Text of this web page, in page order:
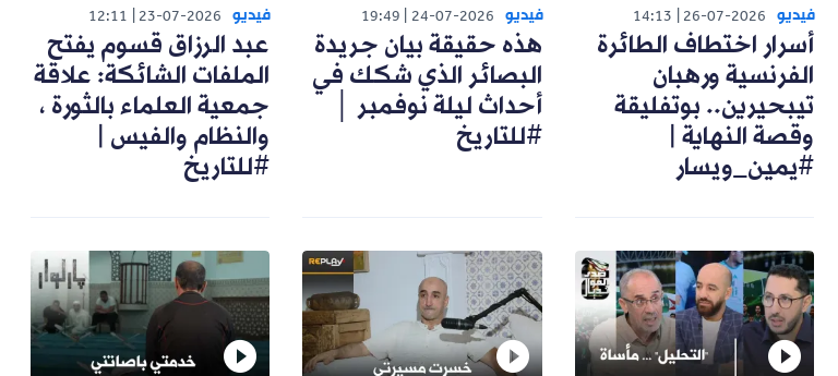
فيديو 26-07-2026
14:13
أسرار اختطاف الطائرة
الفرنسية ورهبان
تيبحيرين.. بوتفليقة
وقصة النهاية |
#يمين_ويسار
فيديو 24-07-2026
19:49
هذه حقيقة بيان جريدة
البصائر الذي شكك في
أحداث ليلة نوفمبر │
#للتاريخ
فيديو 23-07-2026
12:11
عبد الرزاق قسوم يفتح
الملفات الشائكة: علاقة
جمعية العلماء بالثورة ،
والنظام والفيس |
#للتاريخ